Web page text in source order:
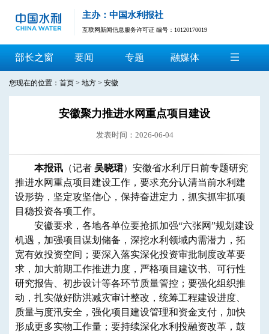
主办：中国水利报社
互联网新闻信息服务许可证 编号：10120170019
部长之窗 要闻 专题 融媒体
您现在的位置： 首页 > 地方 > 安徽
安徽聚力推进水网重点项目建设
发表时间：2026-06-04
​本报讯 （记者 吴晓珺）安徽省水利厅日前专题研究
推进水网重点项目建设工作，要求充分认清当前水利建
设形势，坚定攻坚信心，保持奋进定力，抓实抓牢抓项
目稳投资各项工作。
安徽要求，各地各单位要抢抓加强“六张网”规划建设
机遇，加强项目谋划储备，深挖水利领域内需潜力，拓
宽有效投资空间；要深入落实深化投资审批制度改革要
求，加大前期工作推进力度，严格项目建议书、可行性
研究报告、初步设计等各环节质量管控；要强化组织推
动，扎实做好防洪减灾审计整改，统筹工程建设进度、
质量与度汛安全，强化项目建设管理和资金支付，加快
形成更多实物工作量；要持续深化水利投融资改革，鼓